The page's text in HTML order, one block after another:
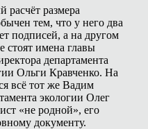
расчёт размера
тем, что у него два
подписей, а на другом
стоят имена главы
департамента
Ольги Кравченко. На
всё тот же Вадим
экологии Олег
«не родной», его
документу.